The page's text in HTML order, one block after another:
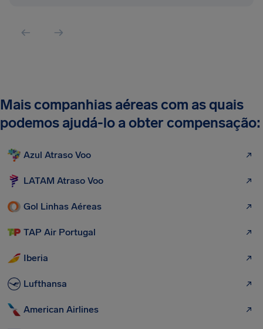
Mais companhias aéreas com as quais
podemos ajudá-lo a obter compensação:
Azul Atraso Voo
LATAM Atraso Voo
Gol Linhas Aéreas
TAP Air Portugal
Iberia
Lufthansa
American Airlines